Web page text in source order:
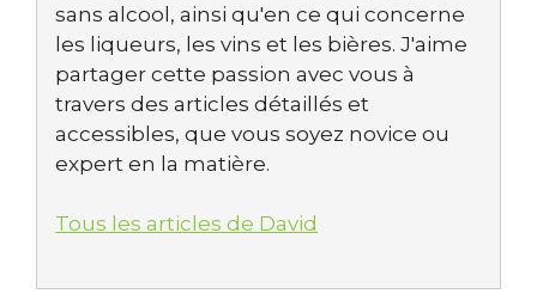
sans alcool, ainsi qu'en ce qui concerne
les liqueurs, les vins et les bières. J'aime
partager cette passion avec vous à
travers des articles détaillés et
accessibles, que vous soyez novice ou
expert en la matière.
Tous les articles de David